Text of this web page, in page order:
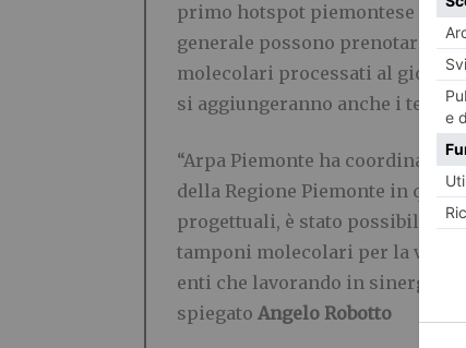
primo hotspot piemontese per
generale possono prenotare il
molecolari processati al giorno,
si aggiungeranno anche i test
“Arpa Piemonte ha coordinato
della Regione Piemonte in
progettuali, è stato possibile in
tamponi molecolari per la
enti che lavorando in sinergia
spiegato Angelo Robotto